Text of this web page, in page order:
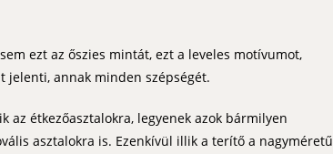
ezt az őszies mintát, ezt a leveles motívumot,
jelenti, annak minden szépségét.
az étkezőasztalokra, legyenek azok bármilyen
asztalokra is. Ezenkívül illik a terítő a nagyméretű